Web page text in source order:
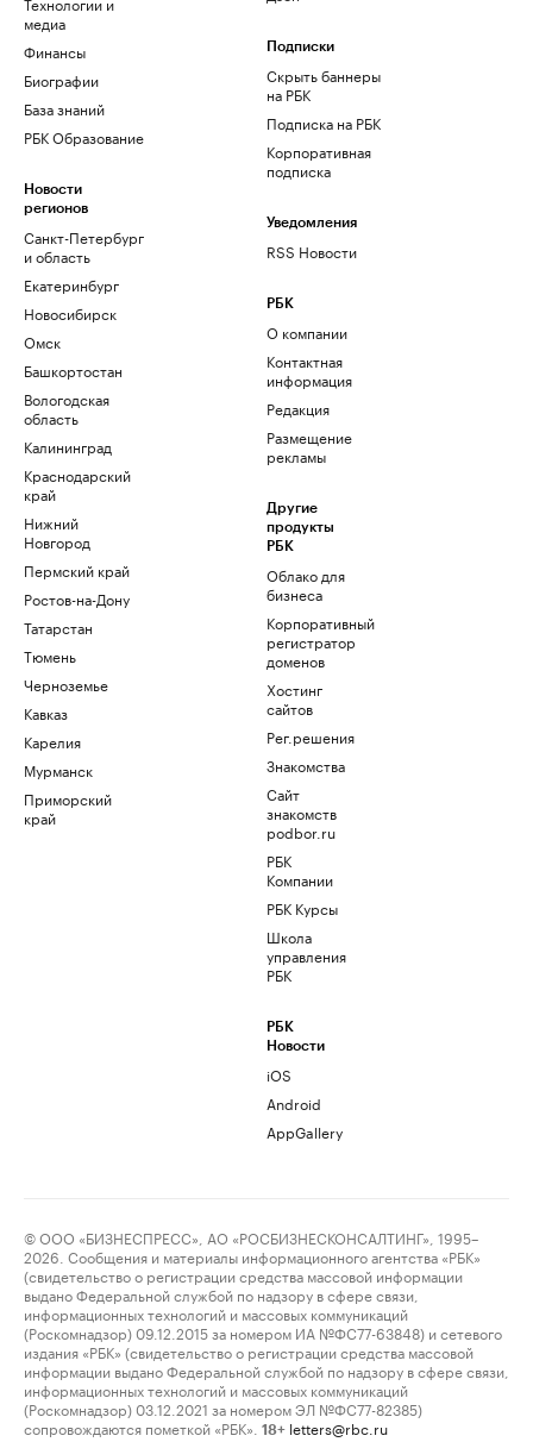
медиа
Финансы
Биографии
База знаний
РБК Образование
Новости
регионов
Санкт-Петербург
и область
Екатеринбург
Новосибирск
Омск
Башкортостан
Вологодская
область
Калининград
Краснодарский
край
Нижний
Новгород
Пермский край
Ростов-на-Дону
Татарстан
Тюмень
Черноземье
Кавказ
Карелия
Мурманск
Приморский
край
Подписки
Скрыть баннеры
на РБК
Подписка на РБК
Корпоративная
подписка
Уведомления
RSS Новости
РБК
О компании
Контактная
информация
Редакция
Размещение
рекламы
Другие
продукты
РБК
Облако для
бизнеса
Корпоративный
регистратор
доменов
Хостинг
сайтов
Рег.решения
Знакомства
Сайт
знакомств
podbor.ru
РБК
Компании
РБК Курсы
Школа
управления
РБК
РБК
Новости
iOS
Android
AppGallery
© ООО «БИЗНЕСПРЕСС», АО «РОСБИЗНЕСКОНСАЛТИНГ», 1995–
2026. Сообщения и материалы информационного агентства «РБК»
(свидетельство о регистрации средства массовой информации
выдано Федеральной службой по надзору в сфере связи,
информационных технологий и массовых коммуникаций
(Роскомнадзор) 09.12.2015 за номером ИА №ФС77-63848) и сетевого
издания «РБК» (свидетельство о регистрации средства массовой
информации выдано Федеральной службой по надзору в сфере связи,
информационных технологий и массовых коммуникаций
(Роскомнадзор) 03.12.2021 за номером ЭЛ №ФС77-82385)
сопровождаются пометкой «РБК».
18+ letters@rbc.ru